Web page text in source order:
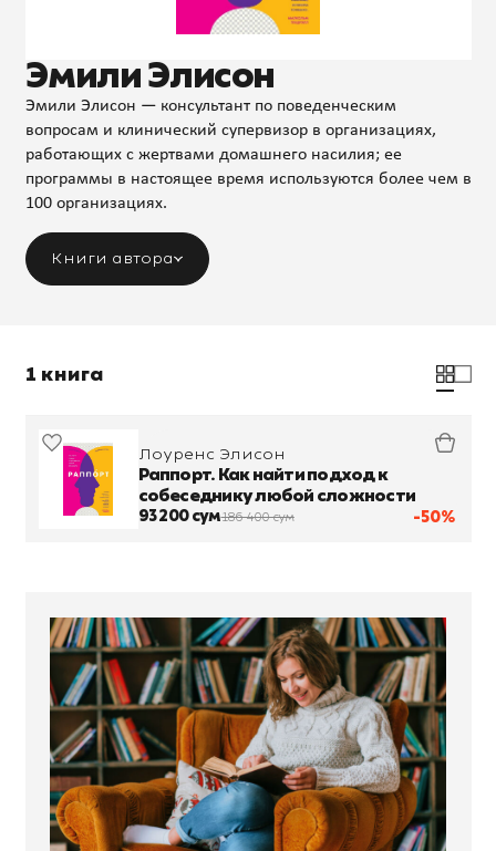
Эмили Элисон
Эмили Элисон — консультант по поведенческим
вопросам и клинический супервизор в организациях,
работающих с жертвами домашнего насилия; ее
программы в настоящее время используются более чем в
100 организациях.
Книги автора
1 книга
-50%
Лоуренс Элисон
Раппорт. Как найти подход к
собеседнику любой сложности
93 200 сум186 400 сум